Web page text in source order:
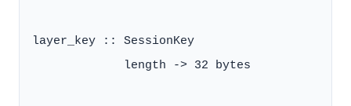
layer_key :: SessionKey
             length -> 32 bytes